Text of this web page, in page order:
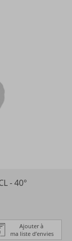
- 40°
Ajouter à
ma liste d’envies